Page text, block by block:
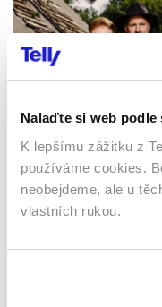
Nalaďte si web podle
K lepšímu zážitku z
používáme cookies.
neobejdeme, ale u
vlastních rukou.
Farma Česko
2025 | Česká republika
Reality show / Soutěžní /
Pořady / Show